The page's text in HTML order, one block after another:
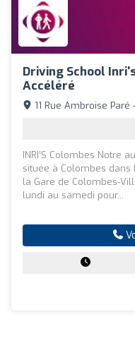
Driving School
Accéléré
11 Rue Ambroise
INRI’S Colombes Notre
située à Colombes
la Gare de Colombes-
lundi au samedi pour...